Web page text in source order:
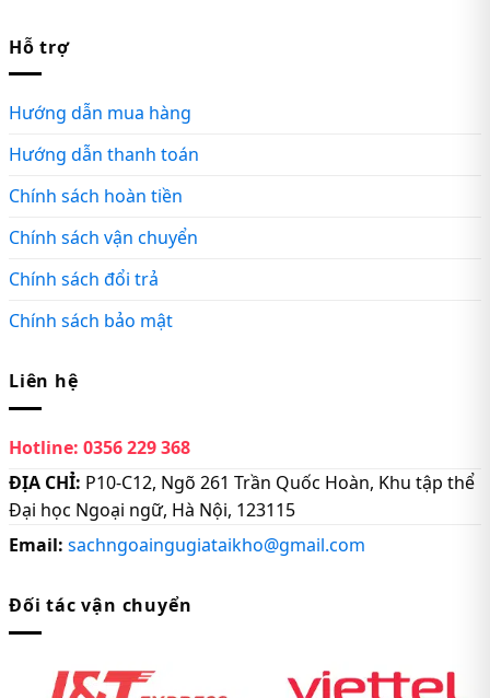
Hỗ trợ
Hướng dẫn mua hàng
Hướng dẫn thanh toán
Chính sách hoàn tiền
Chính sách vận chuyển
Chính sách đổi trả
Chính sách bảo mật
Liên hệ
Hotline: 0356 229 368
ĐỊA CHỈ: P10-C12, Ngõ 261 Trần Quốc Hoàn, Khu tập thể
Đại học Ngoại ngữ, Hà Nội, 123115
Email: sachngoaingugiataikho@gmail.com
Đối tác vận chuyển